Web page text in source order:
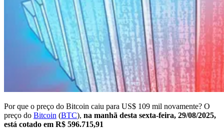
Por que o preço do Bitcoin caiu para US$ 109 mil novamente? O
preço do Bitcoin (BTC), na manhã desta sexta-feira, 29/08/2025,
está cotado em R$ 596.715,91